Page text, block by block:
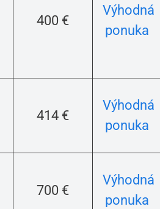
400 €
Výhodná
ponuka
414 €
Výhodná
ponuka
700 €
Výhodná
ponuka